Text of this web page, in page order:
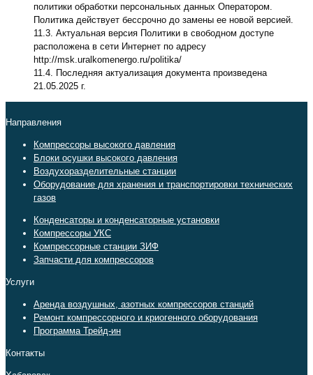
политики обработки персональных данных Оператором.
Политика действует бессрочно до замены ее новой версией.
11.3. Актуальная версия Политики в свободном доступе
расположена в сети Интернет по адресу
http://msk.uralkomenergo.ru/politika/
11.4. Последняя актуализация документа произведена
21.05.2025 г.
Направления
Компрессоры высокого давления
Блоки осушки высокого давления
Воздухоразделительные станции
Оборудование для хранения и транспортировки технических
газов
Конденсаторы и конденсаторные установки
Компрессоры УКС
Компрессорные станции ЗИФ
Запчасти для компрессоров
Услуги
Аренда воздушных, азотных компрессоров станций
Ремонт компрессорного и криогенного оборудования
Программа Трейд-ин
Контакты